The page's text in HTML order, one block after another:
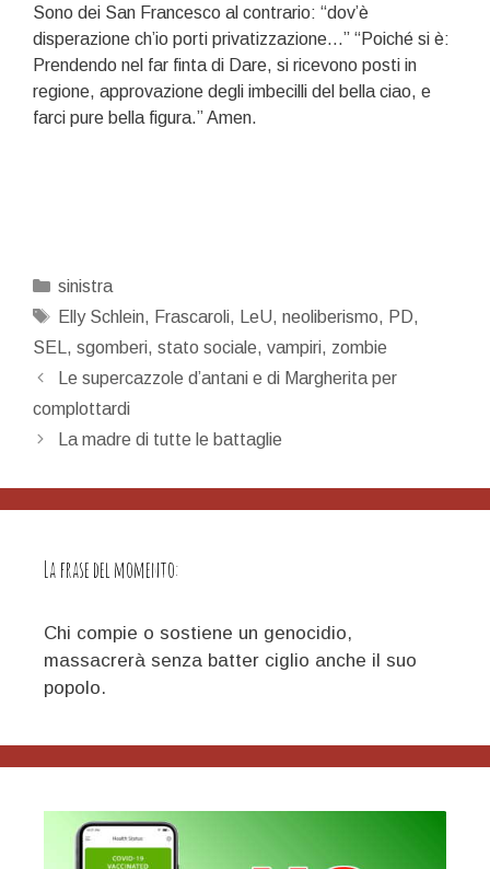
Sono dei San Francesco al contrario: “dov’è
disperazione ch’io porti privatizzazione…” “Poiché si è:
Prendendo nel far finta di Dare, si ricevono posti in
regione, approvazione degli imbecilli del bella ciao, e
farci pure bella figura.” Amen.
Categorie
sinistra
Tag
Elly Schlein, Frascaroli, LeU, neoliberismo, PD,
SEL , sgomberi, stato sociale, vampiri, zombie
Navigazione
articolo
Le supercazzole d’antani e di Margherita per
complottardi
La madre di tutte le battaglie
La frase del momento:
Chi compie o sostiene un genocidio,
massacrerà senza batter ciglio anche il suo
popolo.